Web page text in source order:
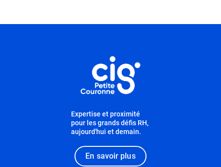
Expertise et proximité
pour les grands défis RH,
aujourd'hui et demain.
En savoir plus